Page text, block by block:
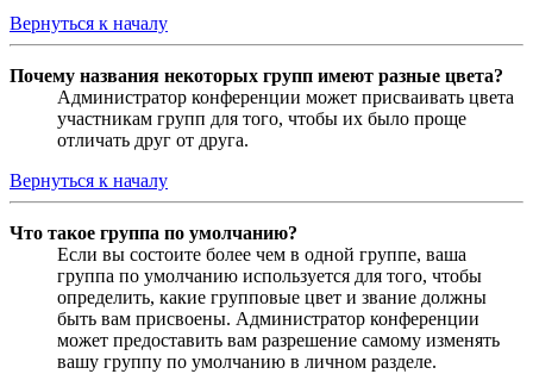
Вернуться к началу
Почему названия некоторых групп имеют разные цвета?
Администратор конференции может присваивать цвета
участникам групп для того, чтобы их было проще
отличать друг от друга.
Вернуться к началу
Что такое группа по умолчанию?
Если вы состоите более чем в одной группе, ваша
группа по умолчанию используется для того, чтобы
определить, какие групповые цвет и звание должны
быть вам присвоены. Администратор конференции
может предоставить вам разрешение самому изменять
вашу группу по умолчанию в личном разделе.